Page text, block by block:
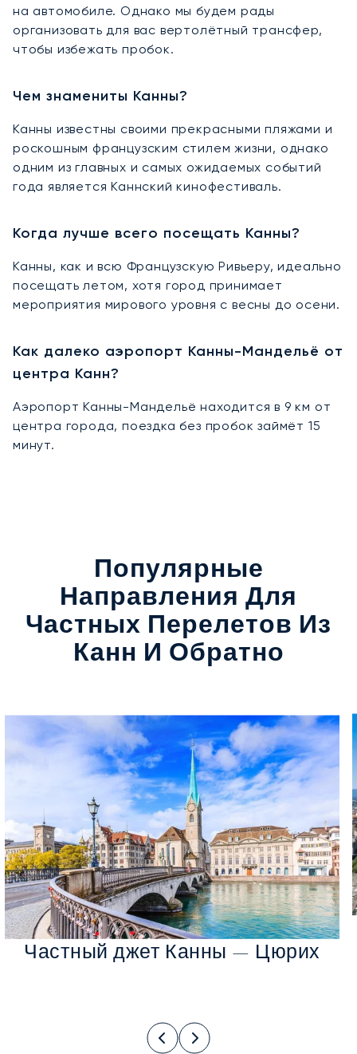
на автомобиле. Однако мы будем рады
организовать для вас вертолётный трансфер,
чтобы избежать пробок.
Чем знамениты Канны?
Канны известны своими прекрасными пляжами и
роскошным французским стилем жизни, однако
одним из главных и самых ожидаемых событий
года является Каннский кинофестиваль.
Когда лучше всего посещать Канны?
Канны, как и всю Французскую Ривьеру, идеально
посещать летом, хотя город принимает
мероприятия мирового уровня с весны до осени.
Как далеко аэропорт Канны-Мандельё от
центра Канн?
Аэропорт Канны-Мандельё находится в 9 км от
центра города, поездка без пробок займёт 15
минут.
Популярные
Направления Для
Частных Перелетов Из
Канн И Обратно
Частный джет Канны — Цюрих